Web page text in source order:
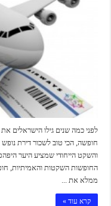
לפני כמה שנים גילו הישראלים
חופשה, הכי טוב לשכור דירת
והשקט הייחודי שמציע היער
החופשות השקטות והאמיתיות,
ממלא את ...
קרא עוד »